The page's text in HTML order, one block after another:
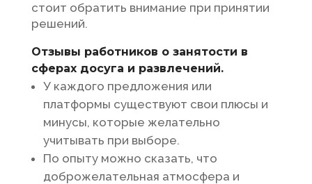
стоит обратить внимание при принятии
решений.
Отзывы работников о занятости в
сферах досуга и развлечений.
У каждого предложения или
платформы существуют свои плюсы и
минусы, которые желательно
учитывать при выборе.
По опыту можно сказать, что
доброжелательная атмосфера и